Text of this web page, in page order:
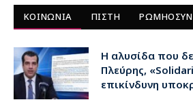
ΚΟΙΝΩΝΙΑ ΠΙΣΤΗ
Η αλυσίδα που
Πλεύρης,
επικίνδυνη